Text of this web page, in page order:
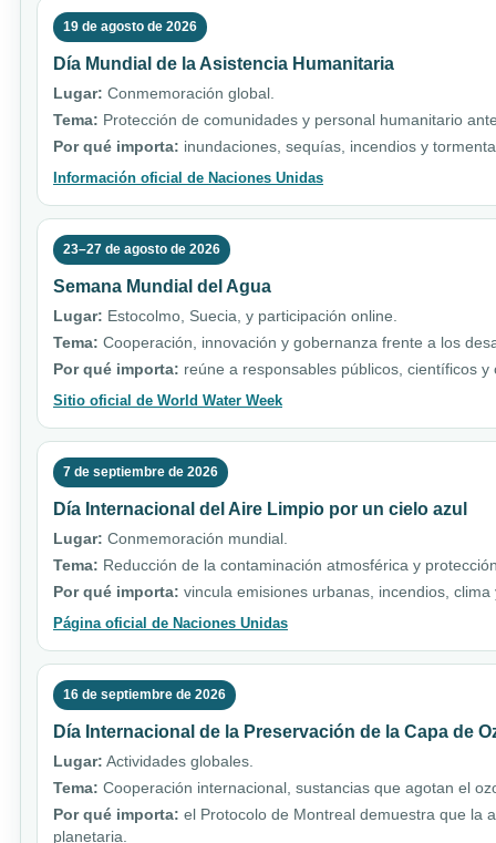
19 de agosto de 2026
Día Mundial de la Asistencia Humanitaria
Lugar: Conmemoración global.
Tema: Protección de comunidades y personal humanitario
Por qué importa: inundaciones, sequías, incendios y
Información oficial de Naciones Unidas
23–27 de agosto de 2026
Semana Mundial del Agua
Lugar: Estocolmo, Suecia, y participación online.
Tema: Cooperación, innovación y gobernanza frente a los
Por qué importa: reúne a responsables públicos, científicos
Sitio oficial de World Water Week
7 de septiembre de 2026
Día Internacional del Aire Limpio por un cielo azul
Lugar: Conmemoración mundial.
Tema: Reducción de la contaminación atmosférica y
Por qué importa: vincula emisiones urbanas, incendios,
Página oficial de Naciones Unidas
16 de septiembre de 2026
Día Internacional de la Preservación de la Capa de
Lugar: Actividades globales.
Tema: Cooperación internacional, sustancias que agotan el
Por qué importa: el Protocolo de Montreal demuestra que la
planetaria.